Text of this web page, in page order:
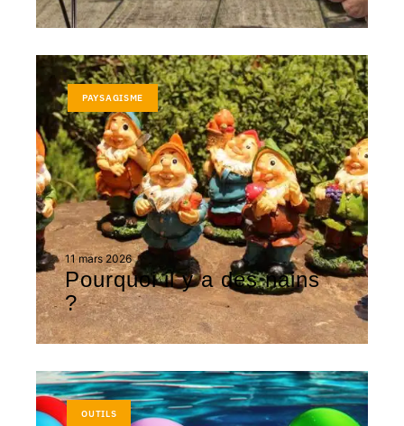
PAYSAGISME
11 mars 2026
Pourquoi il y a des nains
?
OUTILS